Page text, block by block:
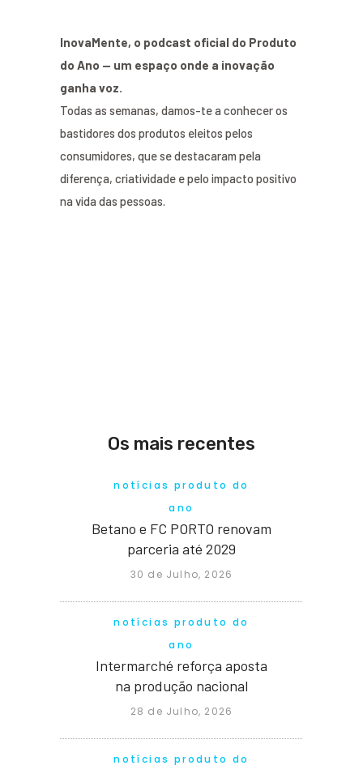
InovaMente, o podcast oficial do Produto
do Ano — um espaço onde a inovação
ganha voz.
Todas as semanas, damos-te a conhecer os
bastidores dos produtos eleitos pelos
consumidores, que se destacaram pela
diferença, criatividade e pelo impacto positivo
na vida das pessoas.
Os mais recentes
notícias produto do
ano
Betano e FC PORTO renovam
parceria até 2029
30 de Julho, 2026
notícias produto do
ano
Intermarché reforça aposta
na produção nacional
28 de Julho, 2026
notícias produto do